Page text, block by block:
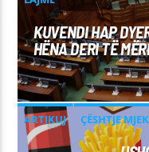
KUVENDI HAP
HËNA DERI TË
ARTIKUJ ÇËSHTJE